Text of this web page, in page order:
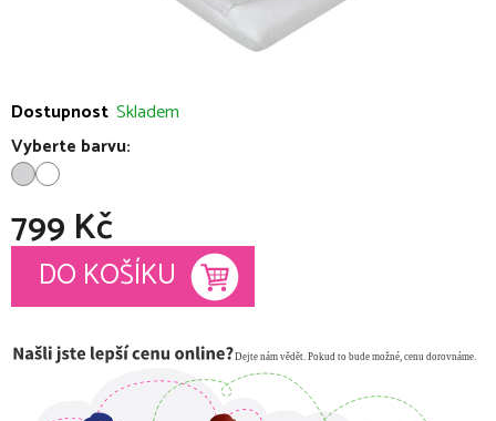
Dostupnost Skladem
Vyberte barvu:
799 Kč
Měrná cena:
DO KOŠÍKU